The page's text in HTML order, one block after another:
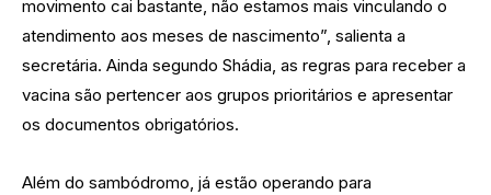
movimento cai bastante, não estamos mais vinculando o
atendimento aos meses de nascimento”, salienta a
secretária. Ainda segundo Shádia, as regras para receber a
vacina são pertencer aos grupos prioritários e apresentar
os documentos obrigatórios.
Além do sambódromo, já estão operando para